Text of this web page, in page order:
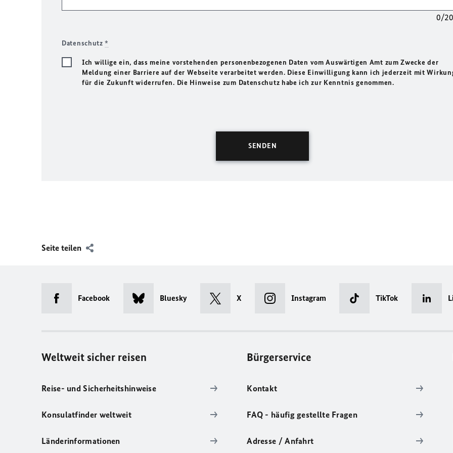
0/
Datenschutz*
Ich willige ein, dass meine vorstehenden personenbezogenen Daten vom Auswärtigen Amt zum Zwecke der
Meldung einer Barriere auf der Webseite verarbeitet werden. Diese Einwilligung kann ich jederzeit mit
für die Zukunft widerrufen. Die Hinweise zum Datenschutz habe ich zur Kenntnis genommen.
Seite teilen
Facebook Bluesky X Instagram TikTok
Weltweit sicher reisen
Reise- und Sicherheitshinweise
Konsulatfinder weltweit
Länderinformationen
Bürgerservice
Kontakt
FAQ - häufig gestellte Fragen
Adresse / Anfahrt